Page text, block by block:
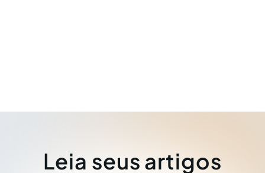
Leia seus artigos